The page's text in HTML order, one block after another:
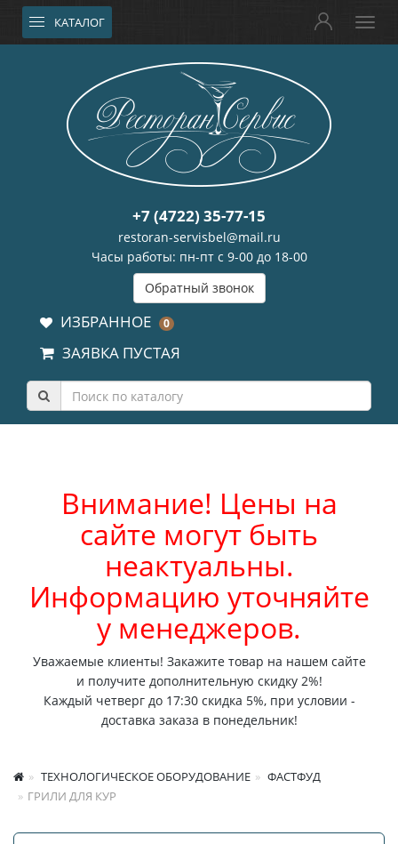
КАТАЛОГ
+7 (4722) 35-77-15
restoran-servisbel@mail.ru
Часы работы: пн-пт с 9-00 до 18-00
Обратный звонок
ИЗБРАННОЕ 0
ЗАЯВКА ПУСТАЯ
Внимание! Цены на
сайте могут быть
неактуальны.
Информацию уточняйте
у менеджеров.
Уважаемые клиенты! Закажите товар на нашем сайте
и получите дополнительную скидку 2%!
Каждый четверг до 17:30 скидка 5%, при условии -
доставка заказа в понедельник!
ТЕХНОЛОГИЧЕСКОЕ ОБОРУДОВАНИЕ
ФАСТФУД
ГРИЛИ ДЛЯ КУР